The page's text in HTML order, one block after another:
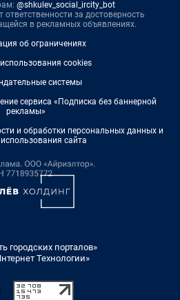
@shkulev_social_ircity_bot
ответственности за достоверность
в рекламных объявлениях.
об ограничениях
cookies
системы
сервиса «Подписка без баннерной
рекламы»
и обработки персональных данных и
сайта
городских порталов»
Технологии»